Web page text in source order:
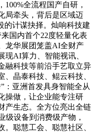
全流程国产自研，
局牵头，背后是区域迈
的计谋抉择。灿响科技建
国内首个22度轻量化表
龙华展团笼盖AI全财产
现AI算力、智能视讯、
融科技等前沿手艺取立异
晶泰科技、鲲云科技、
：亚洲首发具身智能全从
操做，让企业能专注研
产生态。全方位亮出全链
级设备到消费级产物，
聪慧工会、聪慧社区、